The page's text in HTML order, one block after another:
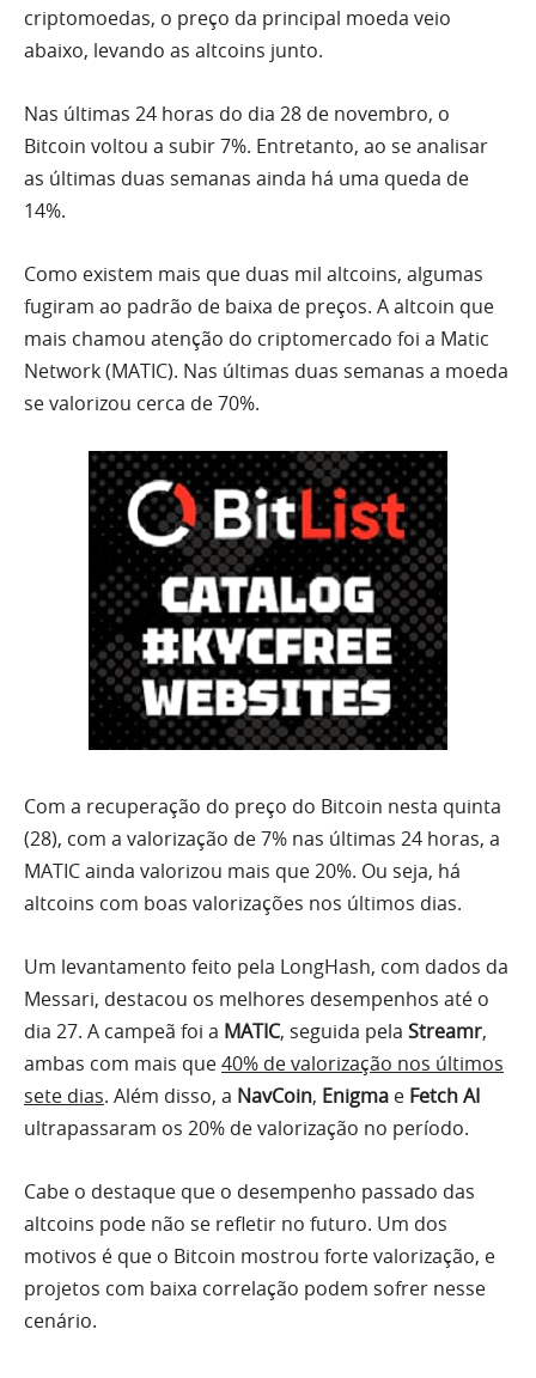
criptomoedas, o preço da principal moeda veio
abaixo, levando as altcoins junto.
Nas últimas 24 horas do dia 28 de novembro, o
Bitcoin voltou a subir 7%. Entretanto, ao se analisar
as últimas duas semanas ainda há uma queda de
14%.
Como existem mais que duas mil altcoins, algumas
fugiram ao padrão de baixa de preços. A altcoin que
mais chamou atenção do criptomercado foi a Matic
Network (MATIC). Nas últimas duas semanas a moeda
se valorizou cerca de 70%.
Com a recuperação do preço do Bitcoin nesta quinta
(28), com a valorização de 7% nas últimas 24 horas, a
MATIC ainda valorizou mais que 20%. Ou seja, há
altcoins com boas valorizações nos últimos dias.
Um levantamento feito pela LongHash, com dados da
Messari, destacou os melhores desempenhos até o
dia 27. A campeã foi a MATIC, seguida pela Streamr,
ambas com mais que40% de valorização nos últimos
sete dias. Além disso, a NavCoin, Enigma e Fetch AI
ultrapassaram os 20% de valorização no período.
Cabe o destaque que o desempenho passado das
altcoins pode não se refletir no futuro. Um dos
motivos é que o Bitcoin mostrou forte valorização, e
projetos com baixa correlação podem sofrer nesse
cenário.